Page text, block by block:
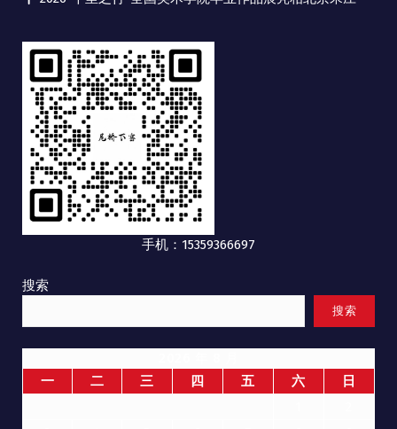
手机：15359366697
搜索
搜索
一
二 三 四 五 六
日